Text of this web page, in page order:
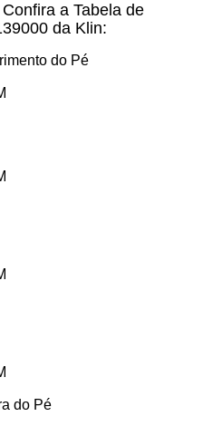
a Tabela de
da Klin:
do Pé
CM
CM
do Pé